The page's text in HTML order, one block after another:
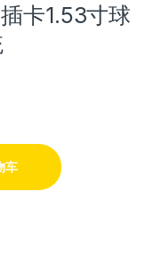
卡1.53寸球
车